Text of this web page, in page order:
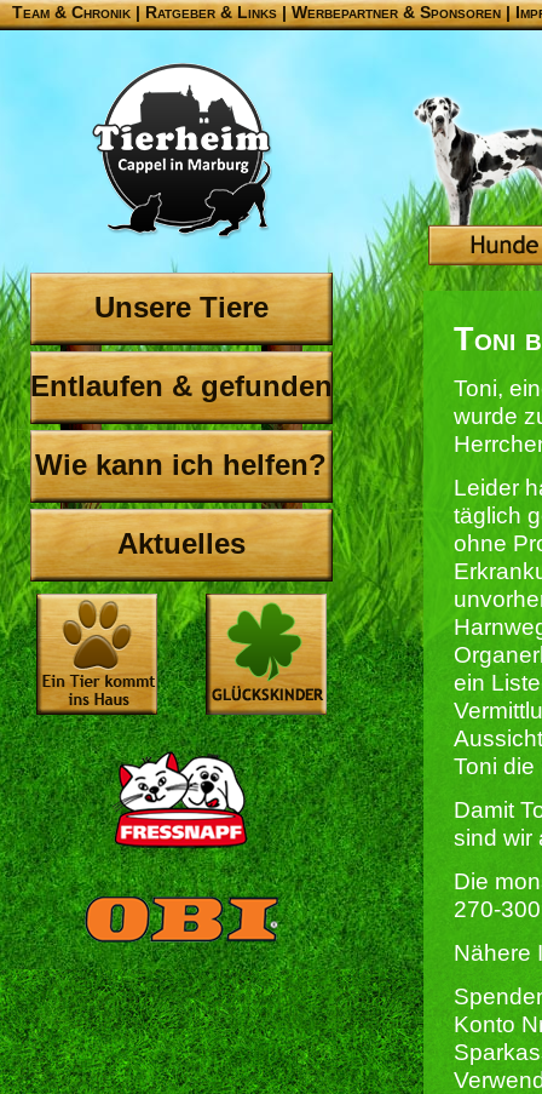
Team & Chronik |Ratgeber & Links|Werbepartner & Sponsoren|
Unsere Tiere
Entlaufen & gefunden
Wie kann ich helfen?
Aktuelles
Toni
Toni,
wurde
Leider
täglich
ohne
ein
Toni
Damit
sind wir
Die
270-
Nähere
Konto